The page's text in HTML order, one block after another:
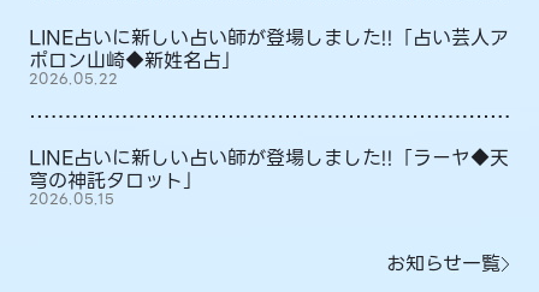
LINE占いに新しい占い師が登場しました!!「占い芸人ア
ポロン山崎◆新姓名占」
2026.05.22
LINE占いに新しい占い師が登場しました!!「ラーヤ◆天
穹の神託タロット」
2026.05.15
お知らせ一覧